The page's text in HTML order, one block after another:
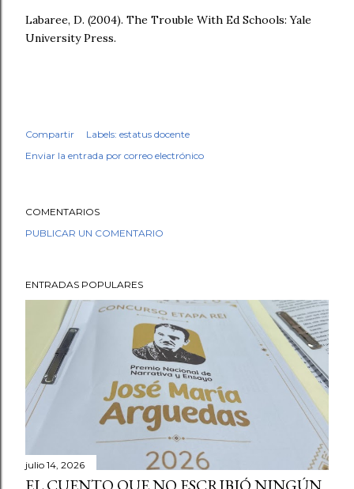
Labaree, D. (2004). The Trouble With Ed Schools: Yale
University Press.
Compartir Labels: estatus docente
Enviar la entrada por correo electrónico
COMENTARIOS
PUBLICAR UN COMENTARIO
ENTRADAS POPULARES
julio 14, 2026